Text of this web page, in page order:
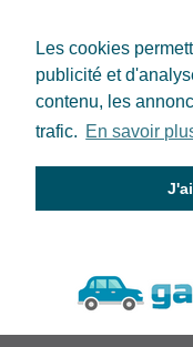
Les cookies
publicité et
contenu, les
trafic. En savoir